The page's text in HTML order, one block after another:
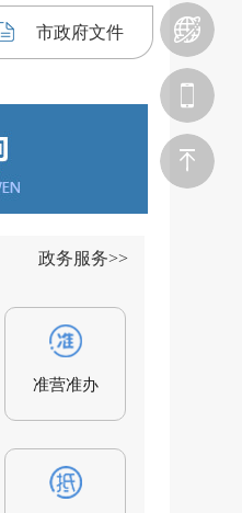
市政府文件
规划建设
政务服务>>
准营准办